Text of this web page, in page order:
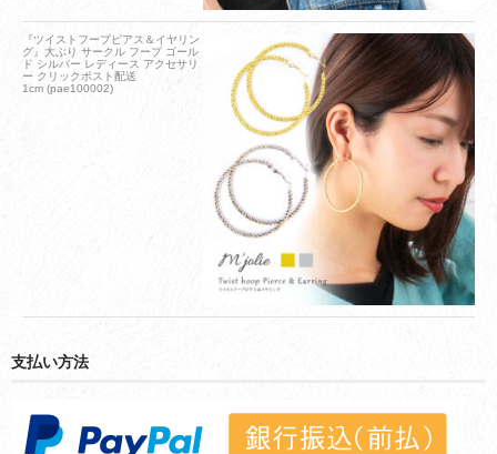
『ツイストフープピアス＆イヤリン
グ』大ぶり サークル フープ ゴール
ド シルバー レディース アクセサリ
ー クリックポスト配送
1cm (pae100002)
支払い方法